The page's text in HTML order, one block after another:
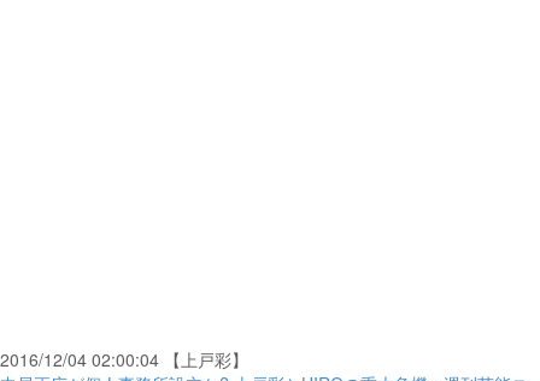
2016/12/04 02:00:04 【上戸彩】